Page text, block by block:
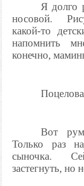
Я долго
носовой.
какой-то
напомнить
конечно,
Вот
Только раз
сыночка.
застегнуть, но